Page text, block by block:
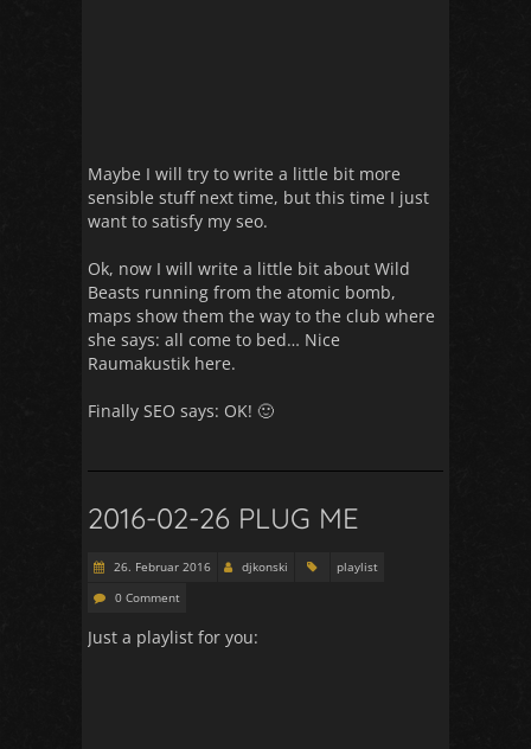
Maybe I will try to write a little bit more
sensible stuff next time, but this time I just
want to satisfy my seo.
Ok, now I will write a little bit about Wild
Beasts running from the atomic bomb,
maps show them the way to the club where
she says: all come to bed… Nice
Raumakustik here.
Finally SEO says: OK! 🙂
2016-02-26 PLUG ME
26. Februar 2016 djkonski
playlist
0 Comment
Just a playlist for you: